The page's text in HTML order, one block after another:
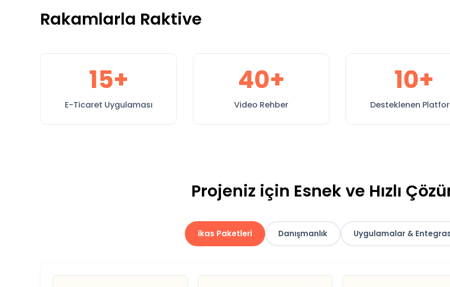
Rakamlarla Raktive
15+
E-Ticaret Uygulaması
40+
Video Rehber
10+
Desteklenen
Projeniz için Esnek ve Hızlı
ikas Paketleri Danışmanlık Uygulamalar &